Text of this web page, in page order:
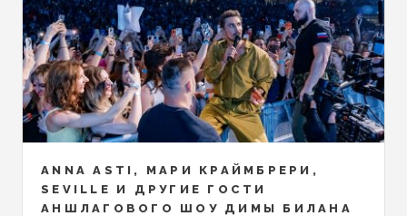
ANNA ASTI, МАРИ КРАЙМБРЕРИ,
SEVILLE И ДРУГИЕ ГОСТИ
АНШЛАГОВОГО ШОУ ДИМЫ БИЛАНА